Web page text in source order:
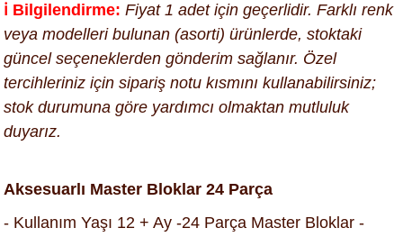
ℹ️ Bilgilendirme: Fiyat 1 adet için geçerlidir. Farklı renk
veya modelleri bulunan (asorti) ürünlerde, stoktaki
güncel seçeneklerden gönderim sağlanır. Özel
tercihleriniz için sipariş notu kısmını kullanabilirsiniz;
stok durumuna göre yardımcı olmaktan mutluluk
duyarız.
Aksesuarlı Master Bloklar 24 Parça
- Kullanım Yaşı 12 + Ay -24 Parça Master Bloklar -